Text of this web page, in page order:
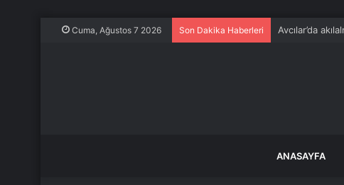
Cuma, Ağustos 7 2026 Son Dakika Haberleri Avcılar’da
ANASAYFA